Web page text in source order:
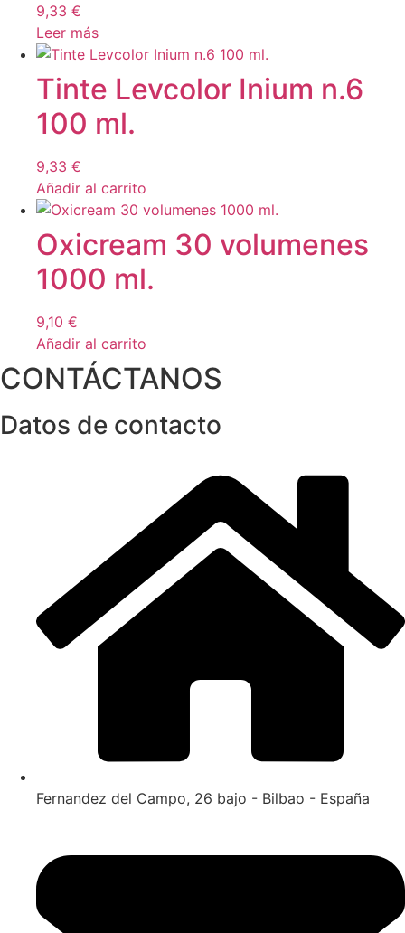
9,33 €
Leer más
Tinte Levcolor Inium n.6
100 ml.
9,33 €
Añadir al carrito
Oxicream 30 volumenes
1000 ml.
9,10 €
Añadir al carrito
CONTÁCTANOS
Datos de contacto
Fernandez del Campo, 26 bajo - Bilbao - España